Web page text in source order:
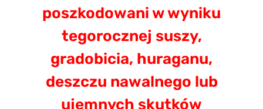
poszkodowani w wyniku
tegorocznej suszy,
gradobicia, huraganu,
deszczu nawalnego lub
ujemnych skutków